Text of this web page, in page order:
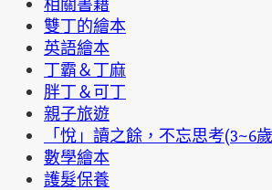
雙丁的繪本
英語繪本
丁霸＆丁麻
胖丁＆可丁
親子旅遊
「悅」讀之餘，不忘思考(3~6
數學繪本
護髮保養